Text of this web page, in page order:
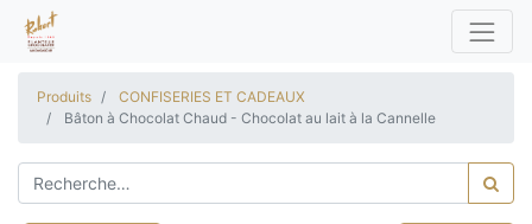
Produits
CONFISERIES ET CADEAUX
Bâton à Chocolat Chaud - Chocolat au lait à la Cannelle